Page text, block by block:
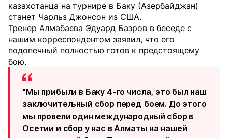
казахстанца на турнире в Баку (Азербайджан)
станет Чарльз Джонсон из США.
Тренер Алмабаева Эдуард Базров в беседе с
нашим корреспондентом заявил, что его
подопечный полностью готов к предстоящему
бою.
"Мы прибыли в Баку 4-го числа, это был наш
заключительный сбор перед боем. До этого
мы провели один международный сбор в
Осетии и сбор у нас в Алматы на нашей